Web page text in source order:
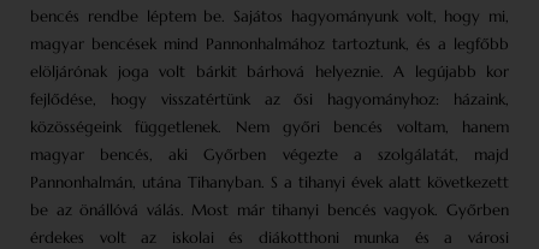
bencés rendbe léptem be. Sajátos hagyományunk volt, hogy mi,
magyar bencések mind Pannonhalmához tartoztunk, és a legfőbb
elöljárónak joga volt bárkit bárhová helyeznie. A legújabb kor
fejlődése, hogy visszatértünk az ősi hagyományhoz: házaink,
közösségeink függetlenek. Nem győri bencés voltam, hanem
magyar bencés, aki Győrben végezte a szolgálatát, majd
Pannonhalmán, utána Tihanyban. S a tihanyi évek alatt következett
be az önállóvá válás. Most már tihanyi bencés vagyok. Győrben
érdekes volt az iskolai és diákotthoni munka és a városi